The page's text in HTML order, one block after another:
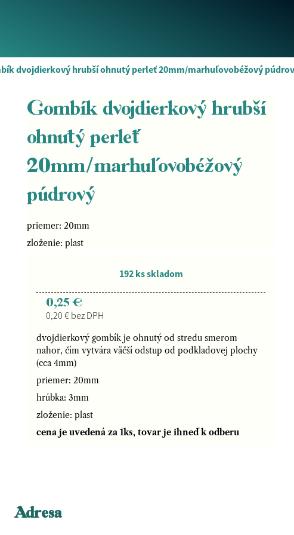
dvojdierkový hrubší ohnutý perleť 20mm/marhuľovobéžový
Gombík dvojdierkový hrubší
ohnutý perleť
20mm/marhuľovobéžový
púdrový
priemer: 20mm
zloženie: plast
192 ks skladom
0,25 €
0,20 € bez DPH
dvojdierkový gombík je ohnutý od stredu smerom
nahor, čím vytvára väčší odstup od podkladovej plochy
(cca 4mm)
priemer: 20mm
hrúbka: 3mm
zloženie: plast
cena je uvedená za 1ks, tovar je ihneď k odberu
Adresa